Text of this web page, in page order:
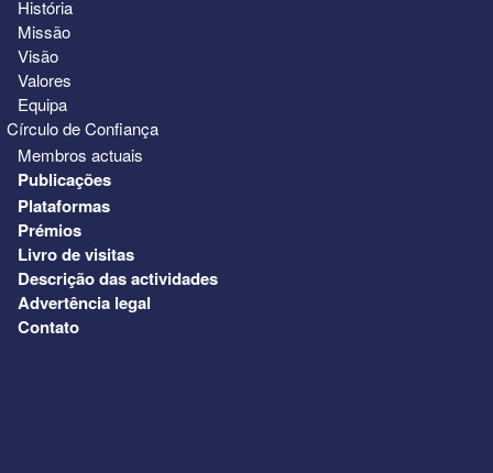
História
Missão
Visão
Valores
Equipa
Círculo de Confiança
Membros actuais
Publicações
Plataformas
Prémios
Livro de visitas
Descrição das actividades
Advertência legal
Contato